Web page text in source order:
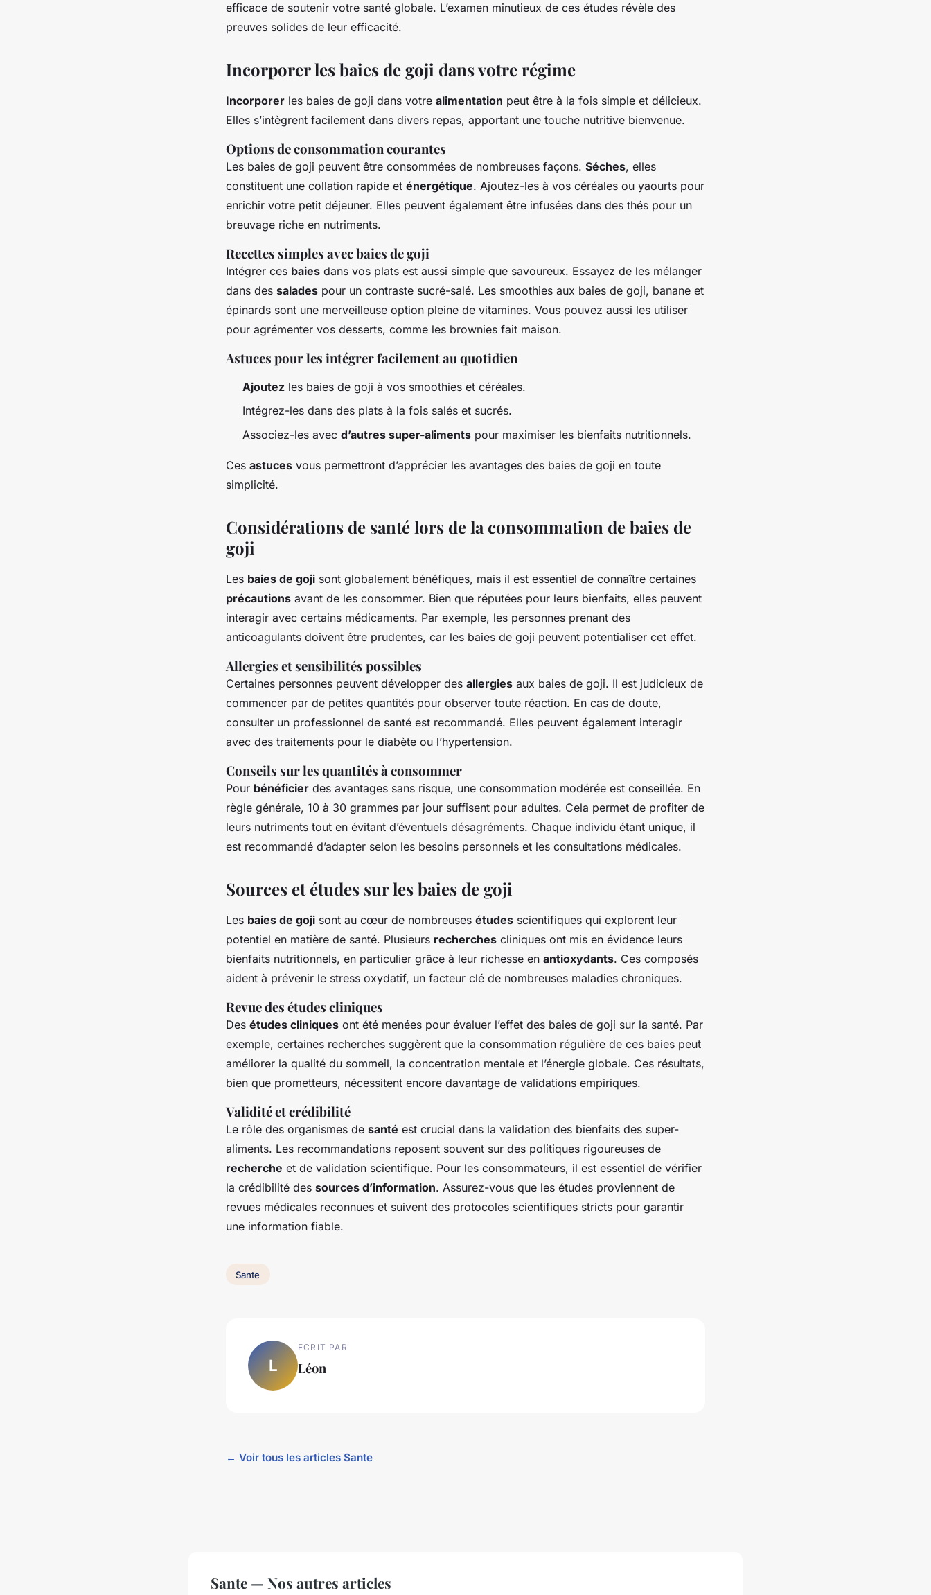
efficace de soutenir votre santé globale. L’examen minutieux de ces études révèle des
preuves solides de leur efficacité.
Incorporer les baies de goji dans votre régime
Incorporer les baies de goji dans votre alimentation peut être à la fois simple et délicieux.
Elles s’intègrent facilement dans divers repas, apportant une touche nutritive bienvenue.
Options de consommation courantes
Les baies de goji peuvent être consommées de nombreuses façons. Séches, elles
constituent une collation rapide et énergétique. Ajoutez-les à vos céréales ou yaourts pour
enrichir votre petit déjeuner. Elles peuvent également être infusées dans des thés pour un
breuvage riche en nutriments.
Recettes simples avec baies de goji
Intégrer ces baies dans vos plats est aussi simple que savoureux. Essayez de les mélanger
dans des salades pour un contraste sucré-salé. Les smoothies aux baies de goji, banane et
épinards sont une merveilleuse option pleine de vitamines. Vous pouvez aussi les utiliser
pour agrémenter vos desserts, comme les brownies fait maison.
Astuces pour les intégrer facilement au quotidien
Ajoutez les baies de goji à vos smoothies et céréales.
Intégrez-les dans des plats à la fois salés et sucrés.
Associez-les avec d’autres super-aliments pour maximiser les bienfaits nutritionnels.
Ces astuces vous permettront d’apprécier les avantages des baies de goji en toute
simplicité.
Considérations de santé lors de la consommation de baies de
goji
Les baies de goji sont globalement bénéfiques, mais il est essentiel de connaître certaines
précautions avant de les consommer. Bien que réputées pour leurs bienfaits, elles peuvent
interagir avec certains médicaments. Par exemple, les personnes prenant des
anticoagulants doivent être prudentes, car les baies de goji peuvent potentialiser cet effet.
Allergies et sensibilités possibles
Certaines personnes peuvent développer des allergies aux baies de goji. Il est judicieux de
commencer par de petites quantités pour observer toute réaction. En cas de doute,
consulter un professionnel de santé est recommandé. Elles peuvent également interagir
avec des traitements pour le diabète ou l’hypertension.
Conseils sur les quantités à consommer
Pour bénéficier des avantages sans risque, une consommation modérée est conseillée. En
règle générale, 10 à 30 grammes par jour suffisent pour adultes. Cela permet de profiter de
leurs nutriments tout en évitant d’éventuels désagréments. Chaque individu étant unique, il
est recommandé d’adapter selon les besoins personnels et les consultations médicales.
Sources et études sur les baies de goji
Les baies de goji sont au cœur de nombreuses études scientifiques qui explorent leur
potentiel en matière de santé. Plusieurs recherches cliniques ont mis en évidence leurs
bienfaits nutritionnels, en particulier grâce à leur richesse en antioxydants. Ces composés
aident à prévenir le stress oxydatif, un facteur clé de nombreuses maladies chroniques.
Revue des études cliniques
Des études cliniques ont été menées pour évaluer l’effet des baies de goji sur la santé. Par
exemple, certaines recherches suggèrent que la consommation régulière de ces baies peut
améliorer la qualité du sommeil, la concentration mentale et l’énergie globale. Ces résultats,
bien que prometteurs, nécessitent encore davantage de validations empiriques.
Validité et crédibilité
Le rôle des organismes de santé est crucial dans la validation des bienfaits des super-
aliments. Les recommandations reposent souvent sur des politiques rigoureuses de
recherche et de validation scientifique. Pour les consommateurs, il est essentiel de vérifier
la crédibilité des sources d’information. Assurez-vous que les études proviennent de
revues médicales reconnues et suivent des protocoles scientifiques stricts pour garantir
une information fiable.
Sante
L
ECRIT PAR
Léon
← Voir tous les articles Sante
Sante — Nos autres articles